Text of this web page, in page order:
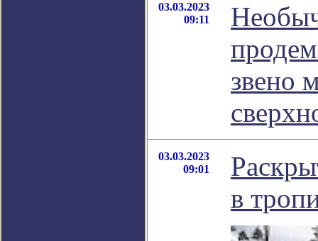
03.03.2023
09:11
звено
03.03.2023
09:01
в